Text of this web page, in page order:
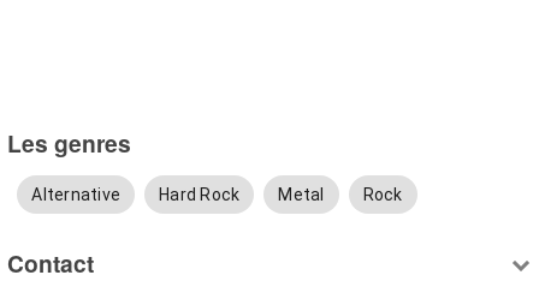
Les genres
Alternative Hard Rock Metal Rock
Contact